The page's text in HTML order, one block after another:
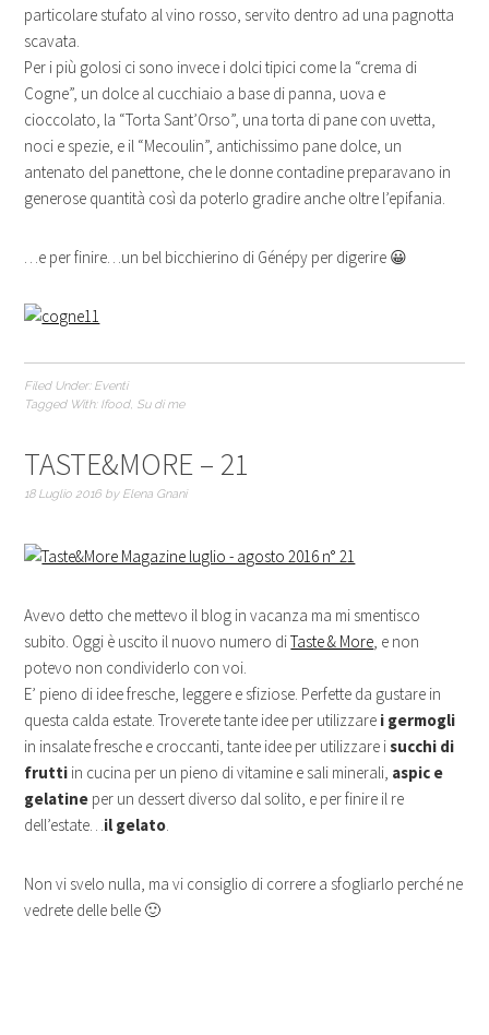
particolare stufato al vino rosso, servito dentro ad una pagnotta
scavata.
Per i più golosi ci sono invece i dolci tipici come la “crema di
Cogne”, un dolce al cucchiaio a base di panna, uova e
cioccolato, la “Torta Sant’Orso”, una torta di pane con uvetta,
noci e spezie, e il “Mecoulin”, antichissimo pane dolce, un
antenato del panettone, che le donne contadine preparavano in
generose quantità così da poterlo gradire anche oltre l’epifania.
…e per finire…un bel bicchierino di Génépy per digerire 😀
Filed Under: Eventi
Tagged With: Ifood, Su di me
TASTE&MORE – 21
18 Luglio 2016 by Elena Gnani
Avevo detto che mettevo il blog in vacanza ma mi smentisco
subito. Oggi è uscito il nuovo numero diTaste & More, e non
potevo non condividerlo con voi.
E’ pieno di idee fresche, leggere e sfiziose. Perfette da gustare in
questa calda estate. Troverete tante idee per utilizzare i germogli
in insalate fresche e croccanti, tante idee per utilizzare isucchi di
frutti in cucina per un pieno di vitamine e sali minerali, aspic e
gelatine per un dessert diverso dal solito, e per finire il re
dell’estate…il gelato.
Non vi svelo nulla, ma vi consiglio di correre a sfogliarlo perché ne
vedrete delle belle 🙂